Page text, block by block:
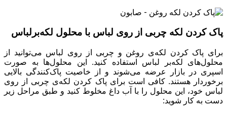
پاک کردن لکه چربی از روی لباس با محلول لکه‌برلباس
برای پاک کردن لکه‌ی روغن و چربی از روی لباس می‌توانید از
محلول‌های لکه‌بر لباس استفاده کنید. این محلول‌ها به صورت
اسپری در بازار عرضه می‌شوند و از خاصیت پاک‌کنندگی بالایی
برخوردار هستند. کافی است برای پاک کردن لکه‌ی چربی از روی
لباس خود، این محلول را با آب داغ مخلوط کنید و طبق مراحل زیر
دست به کار شوید: